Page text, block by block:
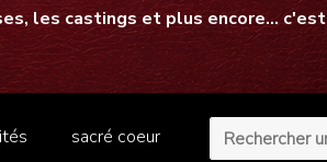
les castings et plus encore... c'est
sacré coeur